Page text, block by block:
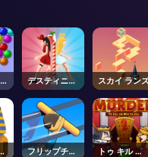
デスティニラ
ン
スカイ ラン
フリップチャ
トゥ キル オ